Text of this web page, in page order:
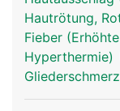
Hautrötung,
Fieber
Hyperthermie)